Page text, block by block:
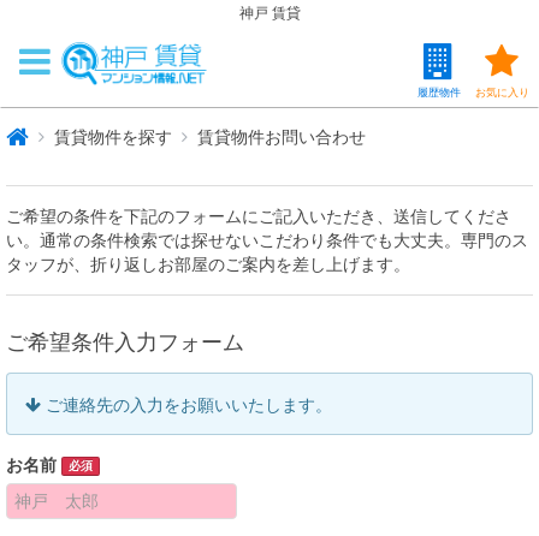
神戸 賃貸
お気に入り
履歴物件
賃貸物件を探す 賃貸物件お問い合わせ
ご希望の条件を下記のフォームにご記入いただき、送信してくださ
い。通常の条件検索では探せないこだわり条件でも大丈夫。専門のス
タッフが、折り返しお部屋のご案内を差し上げます。
ご希望条件入力フォーム
ご連絡先の入力をお願いいたします。
お名前 必須